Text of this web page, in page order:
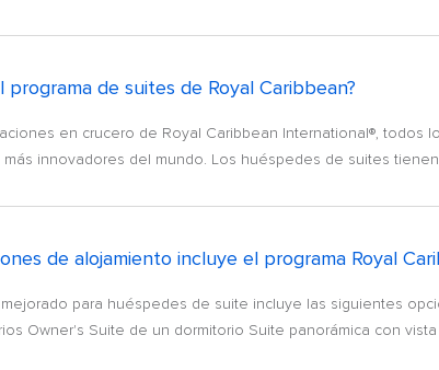
programa de suites de Royal Caribbean?
en crucero de Royal Caribbean International®,
más innovadores del mundo. Los huéspedes de suites
de alojamiento incluye el programa Royal
mejorado para huéspedes de suite incluye las siguientes
Owner's Suite de un dormitorio Suite panorámica con vista